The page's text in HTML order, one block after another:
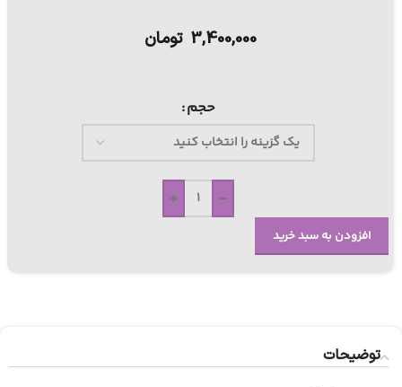
3,400,000 تومان
حجم
-
+
افزودن به سبد خرید
توضیحات